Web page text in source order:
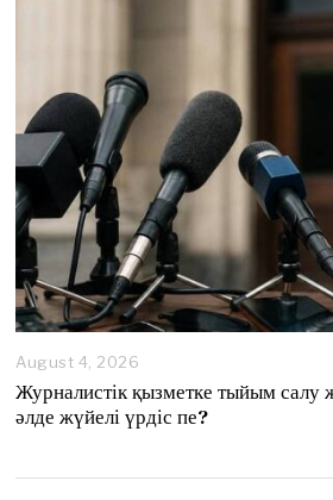
August 4, 2026
g
u
Журналистік қызметке тыйым салу
әлде жүйелі үрдіс пе?